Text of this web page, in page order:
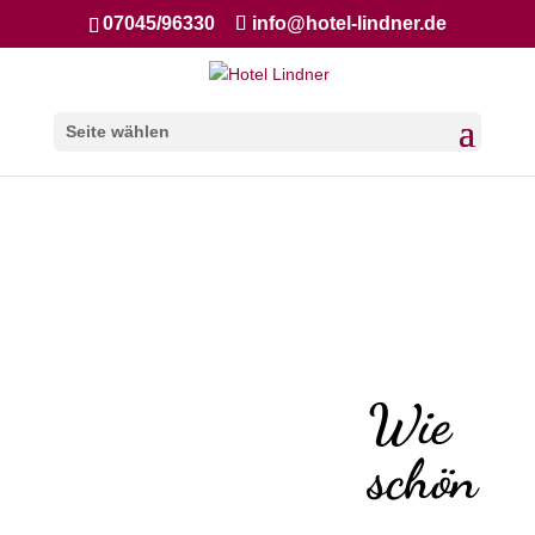
07045/96330 info@hotel-lindner.de
Seite wählen
Wie
schön